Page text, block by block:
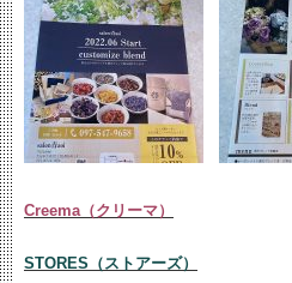
Creema（クリーマ）
STORES（ストアーズ）